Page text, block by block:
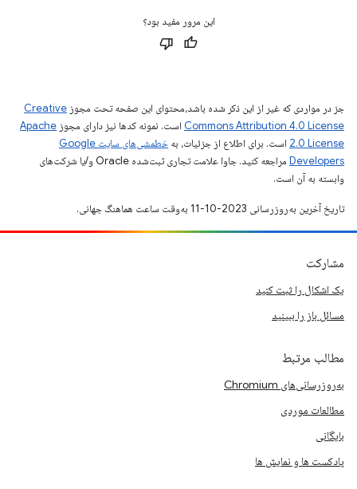
این مرور مفید بود؟
جز در مواردی که غیر از این ذکر شده باشد،‌محتوای این صفحه تحت مجوز Creative
Commons Attribution 4.0 License است. نمونه کدها نیز دارای مجوز Apache
2.0 License است. برای اطلاع از جزئیات، به
خطمشی‌های سایت Google
Developers‏
مراجعه کنید. جاوا علامت تجاری ثبت‌شده Oracle و/یا شرکت‌های
وابسته به آن است.
تاریخ آخرین به‌روزرسانی 2023-10-11 به‌وقت ساعت هماهنگ جهانی.
مشارکت
یک اشکال را ثبت کنید
مسائل باز را ببینید
مطالب مرتبط
به‌روزرسانی‌های Chromium
مطالعات موردی
بایگانی
پادکست ها و نمایش ها